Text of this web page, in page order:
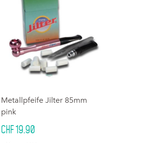
Metallpfeife Jilter 85mm
pink
CHF 19.90